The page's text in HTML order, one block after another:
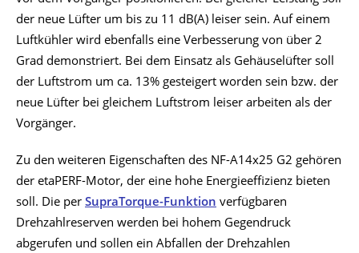
der neue Lüfter um bis zu 11 dB(A) leiser sein. Auf einem
Luftkühler wird ebenfalls eine Verbesserung von über 2
Grad demonstriert. Bei dem Einsatz als Gehäuselüfter soll
der Luftstrom um ca. 13% gesteigert worden sein bzw. der
neue Lüfter bei gleichem Luftstrom leiser arbeiten als der
Vorgänger.
Zu den weiteren Eigenschaften des NF-A14x25 G2 gehören
der etaPERF-Motor, der eine hohe Energieeffizienz bieten
soll. Die per SupraTorque-Funktion verfügbaren
Drehzahlreserven werden bei hohem Gegendruck
abgerufen und sollen ein Abfallen der Drehzahlen